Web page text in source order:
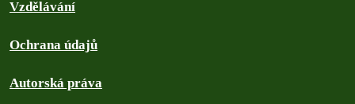
Vzdělávání
Ochrana údajů
Autorská práva